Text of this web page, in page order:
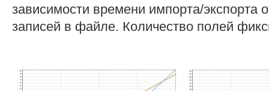
зависимости времени импорта/экспорта
записей в файле. Количество полей